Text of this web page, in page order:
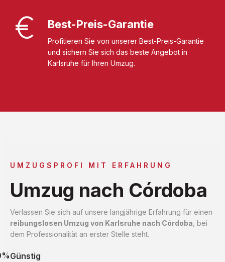
Best-Preis-Garantie
Profitieren Sie von unserer Best-Preis-Garantie
und sichern Sie sich das beste Angebot in
Karlsruhe für Ihren Umzug.
UMZUGSPROFI MIT ERFAHRUNG
Umzug nach Córdoba
Verlassen Sie sich auf unsere langjährige Erfahrung für einen
reibungslosen Umzug von Karlsruhe nach Córdoba , bei
dem Professionalität an erster Stelle steht.
Günstig